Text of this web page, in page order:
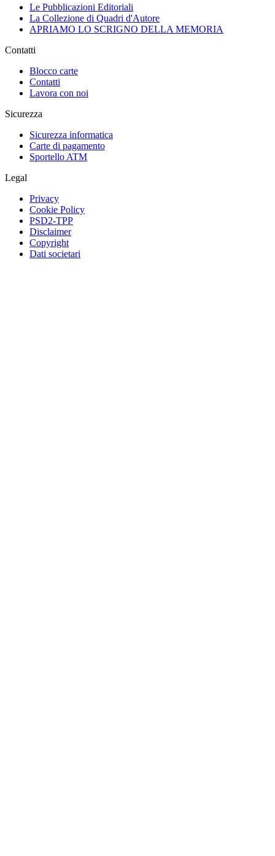
Le Pubblicazioni Editoriali
La Collezione di Quadri d'Autore
APRIAMO LO SCRIGNO DELLA MEMORIA
Contatti
Blocco carte
Contatti
Lavora con noi
Sicurezza
Sicurezza informatica
Carte di pagamento
Sportello ATM
Legal
Privacy
Cookie Policy
PSD2-TPP
Disclaimer
Copyright
Dati societari